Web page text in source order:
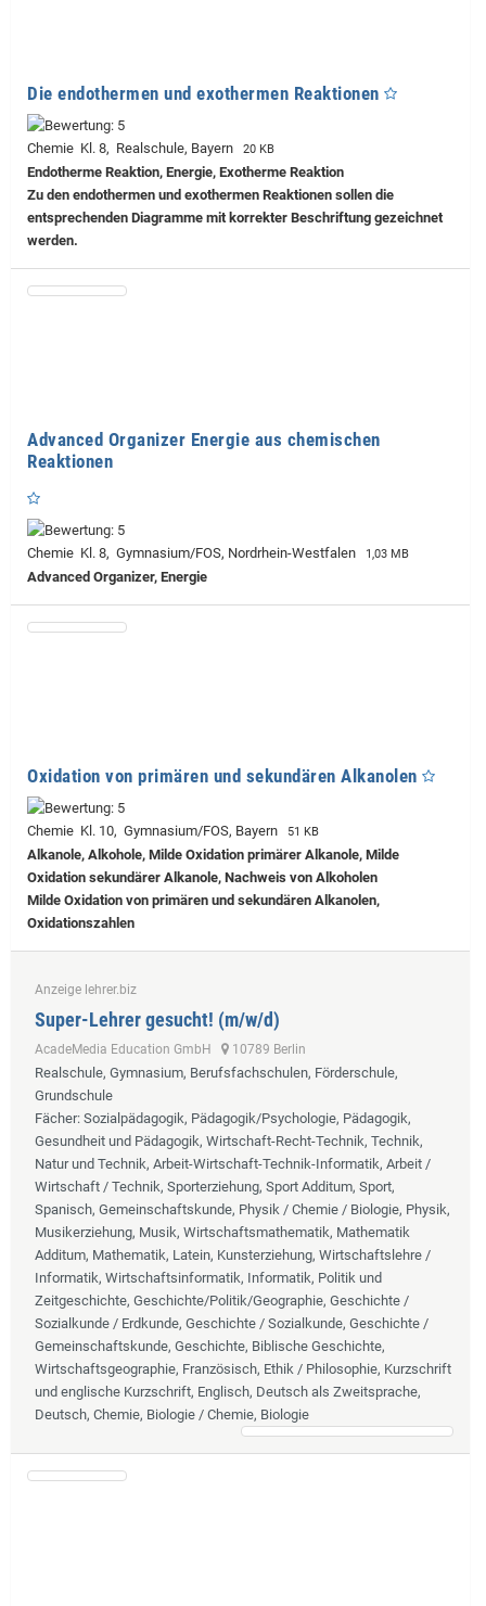
Die endothermen und exothermen Reaktionen
Chemie Kl. 8, Realschule, Bayern 20 KB
Endotherme Reaktion, Energie, Exotherme Reaktion
Zu den endothermen und exothermen Reaktionen sollen die
entsprechenden Diagramme mit korrekter Beschriftung gezeichnet
werden.
Advanced Organizer Energie aus chemischen
Reaktionen
Chemie Kl. 8, Gymnasium/FOS, Nordrhein-Westfalen 1,03 MB
Advanced Organizer, Energie
Oxidation von primären und sekundären Alkanolen
Chemie Kl. 10, Gymnasium/FOS, Bayern 51 KB
Alkanole, Alkohole, Milde Oxidation primärer Alkanole, Milde
Oxidation sekundärer Alkanole, Nachweis von Alkoholen
Milde Oxidation von primären und sekundären Alkanolen,
Oxidationszahlen
Anzeige lehrer.biz
Super-Lehrer gesucht! (m/w/d)
AcadeMedia Education GmbH 10789 Berlin
Realschule, Gymnasium, Berufsfachschulen, Förderschule,
Grundschule
Fächer: Sozialpädagogik, Pädagogik/Psychologie, Pädagogik,
Gesundheit und Pädagogik, Wirtschaft-Recht-Technik, Technik,
Natur und Technik, Arbeit-Wirtschaft-Technik-Informatik, Arbeit /
Wirtschaft / Technik, Sporterziehung, Sport Additum, Sport,
Spanisch, Gemeinschaftskunde, Physik / Chemie / Biologie, Physik,
Musikerziehung, Musik, Wirtschaftsmathematik, Mathematik
Additum, Mathematik, Latein, Kunsterziehung, Wirtschaftslehre /
Informatik, Wirtschaftsinformatik, Informatik, Politik und
Zeitgeschichte, Geschichte/Politik/Geographie, Geschichte /
Sozialkunde / Erdkunde, Geschichte / Sozialkunde, Geschichte /
Gemeinschaftskunde, Geschichte, Biblische Geschichte,
Wirtschaftsgeographie, Französisch, Ethik / Philosophie, Kurzschrift
und englische Kurzschrift, Englisch, Deutsch als Zweitsprache,
Deutsch, Chemie, Biologie / Chemie, Biologie